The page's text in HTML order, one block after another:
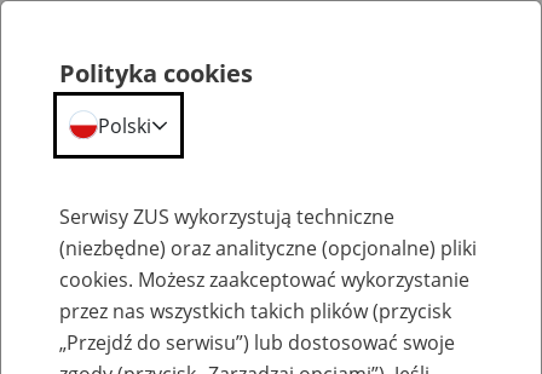
Szkolenia
Polityka cookies
Polski
Serwisy ZUS wykorzystują techniczne
(niezbędne) oraz analityczne (opcjonalne) pliki
cookies. Możesz zaakceptować wykorzystanie
przez nas wszystkich takich plików (przycisk
„Przejdź do serwisu”) lub dostosować swoje